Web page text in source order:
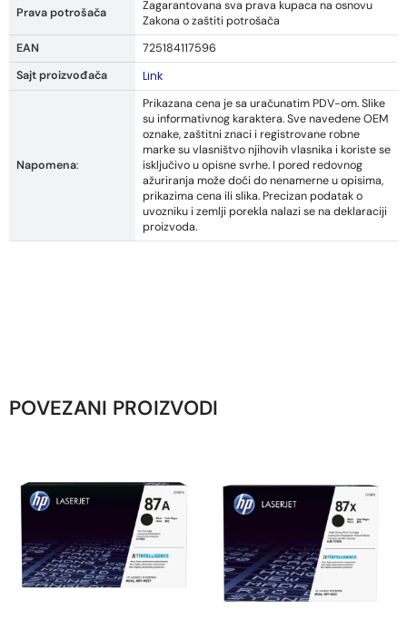
Prava potrošača
Zagarantovana sva prava kupaca na osnovu
Zakona o zaštiti potrošača
EAN
725184117596
Sajt proizvođača
Link
Napomena:
Prikazana cena je sa uračunatim PDV-om. Slike
su informativnog karaktera. Sve navedene OEM
oznake, zaštitni znaci i registrovane robne
marke su vlasništvo njihovih vlasnika i koriste se
isključivo u opisne svrhe. I pored redovnog
ažuriranja može doći do nenamerne u opisima,
prikazima cena ili slika. Precizan podatak o
uvozniku i zemlji porekla nalazi se na deklaraciji
proizvoda.
POVEZANI PROIZVODI